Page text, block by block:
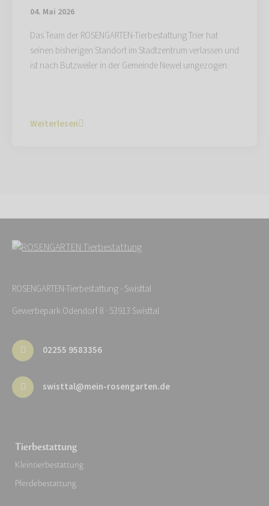
04. Mai 2026
Das Team der ROSENGARTEN-Tierbestattung Trier hat
seinen bisherigen Standort im Stadtzentrum verlassen und
ist nach Butzweiler in der Gemeinde Newel umgezogen.
Weiterlesen
ROSENGARTEN-Tierbestattung - Swisttal
Gewerbepark Odendorf 8 · 53913 Swisttal
02255 9583356
swisttal@mein-rosengarten.de
Tierbestattung
Kleintierbestattung
Pferdebestattung